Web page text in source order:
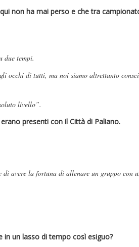
non ha mai perso e che tra
due tempi.
occhi di tutti, ma noi siamo altrettanto consci
livello”.
presenti con il Città di Paliano.
avere la fortuna di allenare un gruppo con
un lasso di tempo così esiguo?